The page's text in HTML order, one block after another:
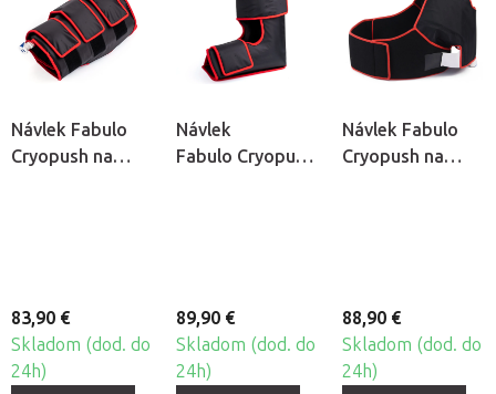
Návlek Fabulo
Cryopush na
83,90 €
Skladom (dod. do
24h)
Návlek
Fabulo Cryopush
89,90 €
Skladom (dod. do
24h)
Návlek Fabulo
Cryopush na
88,90 €
Skladom (dod. do
24h)